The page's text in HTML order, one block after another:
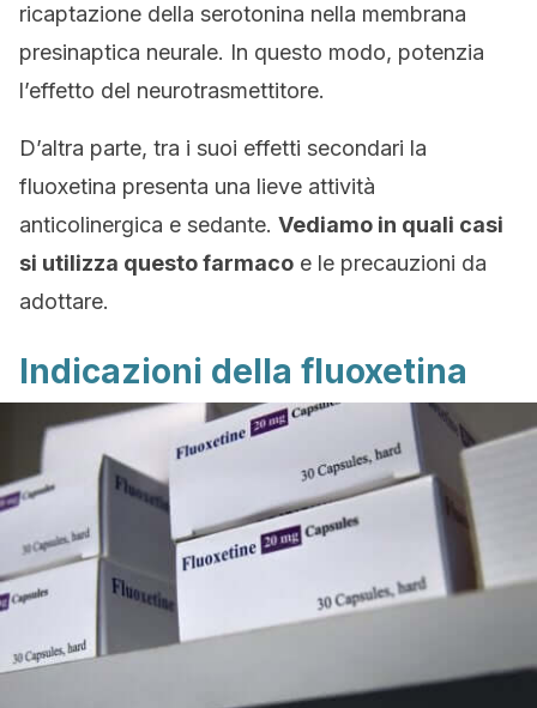
ricaptazione della serotonina nella membrana
presinaptica neurale. In questo modo, potenzia
l’effetto del neurotrasmettitore.
D’altra parte, tra i suoi effetti secondari la
fluoxetina presenta una lieve attività
anticolinergica e sedante. Vediamo in quali casi
si utilizza questo farmaco e le precauzioni da
adottare.
Indicazioni della fluoxetina